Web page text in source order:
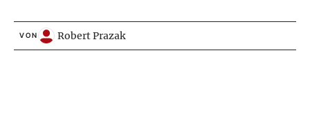
VON Robert Prazak